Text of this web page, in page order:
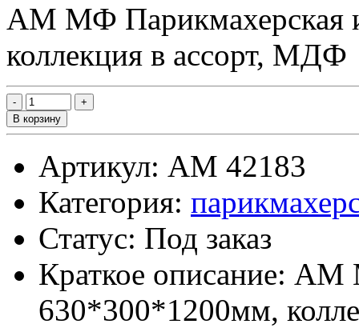
АМ МФ Парикмахерская
коллекция в ассорт, МДФ
В корзину
Артикул: АМ 42183
Категория:
Статус: Под заказ
Краткое описание: АМ
630*300*1200мм,